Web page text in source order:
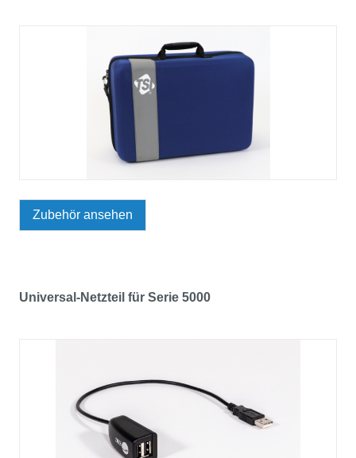
Zubehör ansehen
Universal-Netzteil für Serie 5000